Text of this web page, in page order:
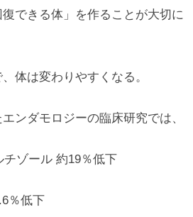
できる体」を作ることが大切に
体は変わりやすくなる。
ンダモロジーの臨床研究では、
ゾール 約19％低下
％低下